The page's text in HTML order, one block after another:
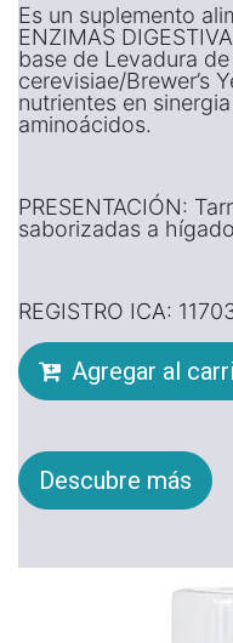
Es un suplemento
ENZIMAS
base de Levadura
cerevisiae/Brewer’s
nutrientes en
aminoácidos.
PRESENTACIÓN:
saborizadas a
REGISTRO ICA:
Agregar al
Descubre más